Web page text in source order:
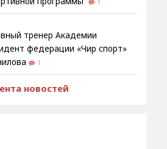
1
тренер Академии
федерации «Чир спорт»
1
новостей